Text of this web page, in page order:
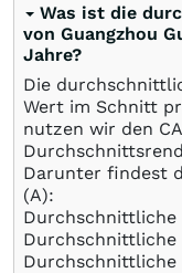
Was ist die
von Guangzhou
Jahre?
Die
Wert im Schnitt
nutzen wir den
Darunter findest
(A):
Durchschnittliche
Durchschnittliche
Durchschnittliche